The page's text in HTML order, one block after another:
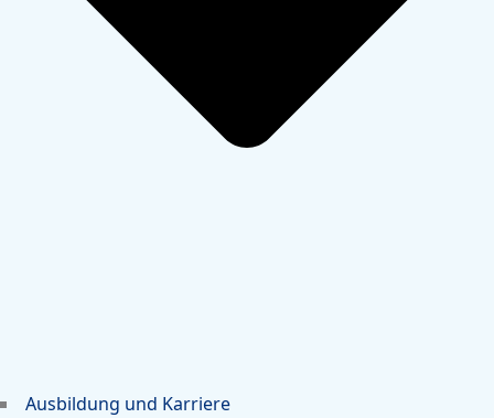
Ausbildung und Karriere